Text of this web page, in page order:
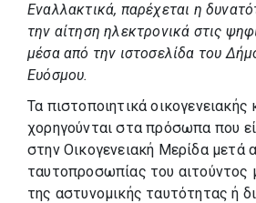
Εναλλακτικά, παρέχεται η
την αίτηση ηλεκτρονικά στις
μέσα από την ιστοσελίδα του
Ευόσμου.
Τα πιστοποιητικά
χορηγούνται στα πρόσωπα που
στην Οικογενειακή Μερίδα μετά
ταυτοπροσωπίας του αιτούντος
της αστυνομικής ταυτότητας ή